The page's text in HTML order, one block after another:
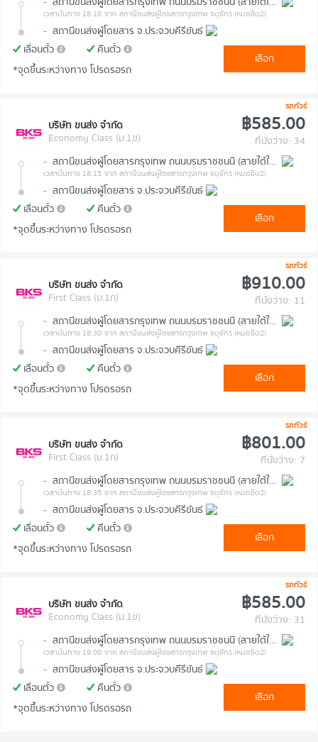
เวลาต้นทาง 18:10 จาก สถานีขนส่งผู้โดยสารกรุงเทพ จตุจักร (หมอชิต2)
- สถานีขนส่งผู้โดยสาร จ.ประจวบคีรีขันธ์
เลื่อนตั๋ว
คืนตั๋ว
*จุดขึ้นระหว่างทาง โปรดรอรถ
เลือก
รถทัวร์
บริษัท ขนส่ง จำกัด
Economy Class (ม.1ข)
฿585.00
ที่นั่งว่าง: 34
-
สถานีขนส่งผู้โดยสารกรุงเทพ ถนนบรมราชชนนี (สายใต้ใหม่)
เวลาต้นทาง 18:15 จาก สถานีขนส่งผู้โดยสารกรุงเทพ จตุจักร (หมอชิต2)
- สถานีขนส่งผู้โดยสาร จ.ประจวบคีรีขันธ์
เลื่อนตั๋ว
คืนตั๋ว
*จุดขึ้นระหว่างทาง โปรดรอรถ
เลือก
รถทัวร์
บริษัท ขนส่ง จำกัด
First Class (ม.1ก)
฿910.00
ที่นั่งว่าง: 11
-
สถานีขนส่งผู้โดยสารกรุงเทพ ถนนบรมราชชนนี (สายใต้ใหม่)
เวลาต้นทาง 18:30 จาก สถานีขนส่งผู้โดยสารกรุงเทพ จตุจักร (หมอชิต2)
- สถานีขนส่งผู้โดยสาร จ.ประจวบคีรีขันธ์
เลื่อนตั๋ว
คืนตั๋ว
*จุดขึ้นระหว่างทาง โปรดรอรถ
เลือก
รถทัวร์
บริษัท ขนส่ง จำกัด
First Class (ม.1ก)
฿801.00
ที่นั่งว่าง: 7
-
สถานีขนส่งผู้โดยสารกรุงเทพ ถนนบรมราชชนนี (สายใต้ใหม่)
เวลาต้นทาง 18:35 จาก สถานีขนส่งผู้โดยสารกรุงเทพ จตุจักร (หมอชิต2)
- สถานีขนส่งผู้โดยสาร จ.ประจวบคีรีขันธ์
เลื่อนตั๋ว
คืนตั๋ว
*จุดขึ้นระหว่างทาง โปรดรอรถ
เลือก
รถทัวร์
บริษัท ขนส่ง จำกัด
Economy Class (ม.1ข)
฿585.00
ที่นั่งว่าง: 31
-
สถานีขนส่งผู้โดยสารกรุงเทพ ถนนบรมราชชนนี (สายใต้ใหม่)
เวลาต้นทาง 19:00 จาก สถานีขนส่งผู้โดยสารกรุงเทพ จตุจักร (หมอชิต2)
- สถานีขนส่งผู้โดยสาร จ.ประจวบคีรีขันธ์
เลื่อนตั๋ว
คืนตั๋ว
*จุดขึ้นระหว่างทาง โปรดรอรถ
เลือก